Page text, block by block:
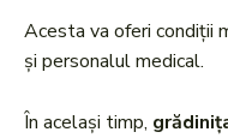
Acesta va oferi condiții
și personalul medical.
În același timp,